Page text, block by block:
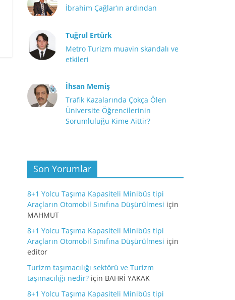
İbrahim Çağlar’ın ardından
Tuğrul Ertürk
Metro Turizm muavin skandalı ve
etkileri
İhsan Memiş
Trafik Kazalarında Çokça Ölen
Üniversite Öğrencilerinin
Sorumluluğu Kime Aittir?
Son Yorumlar
8+1 Yolcu Taşıma Kapasiteli Minibüs tipi
Araçların Otomobil Sınıfına Düşürülmesi için
MAHMUT
8+1 Yolcu Taşıma Kapasiteli Minibüs tipi
Araçların Otomobil Sınıfına Düşürülmesi için
editor
Turizm taşımacılığı sektörü ve Turizm
taşımacılığı nedir? için BAHRİ YAKAK
8+1 Yolcu Taşıma Kapasiteli Minibüs tipi